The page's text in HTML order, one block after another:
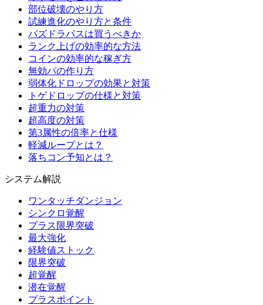
部位破壊のやり方
試練進化のやり方と条件
パズドラパスは買うべきか
ランク上げの効率的な方法
コインの効率的な稼ぎ方
無効パの作り方
弱体化ドロップの効果と対策
トゲドロップの仕様と対策
超重力の対策
超高度の対策
第3属性の倍率と仕様
軽減ループとは？
落ちコン予知とは？
システム解説
ワンタッチダンジョン
シンクロ覚醒
プラス限界突破
最大強化
経験値ストック
限界突破
超覚醒
潜在覚醒
プラスポイント